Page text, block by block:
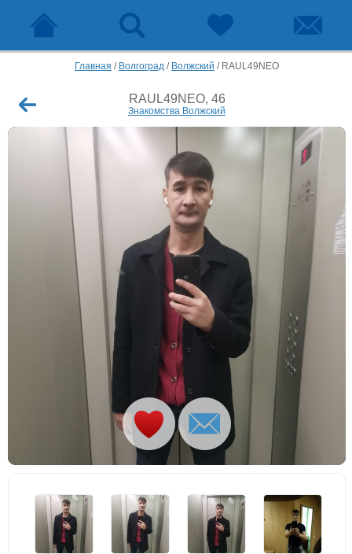
Главная / Волгоград / Волжский / RAUL49NEO
RAUL49NEO, 46
Знакомства Волжский